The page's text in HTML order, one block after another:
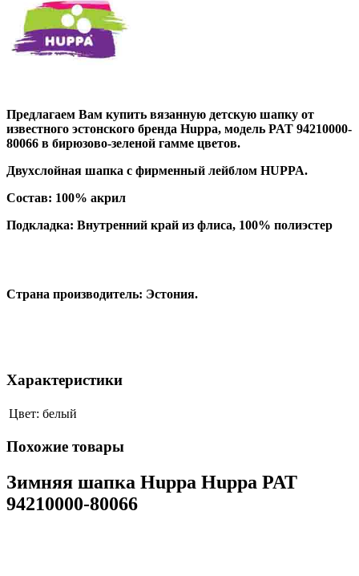
Предлагаем Вам купить вязанную детскую шапку от
известного эстонского бренда Huppa, модель PAT 94210000-
80066 в бирюзово-зеленой гамме цветов.
Двухслойная шапка с фирменный лейблом HUPPA.
Состав: 100% акрил
Подкладка: Внутренний край из флиса, 100% полиэстер
Страна производитель: Эстония.
Характеристики
Цвет: белый
Похожие товары
Зимняя шапка Huppa Huppa PAT
94210000-80066